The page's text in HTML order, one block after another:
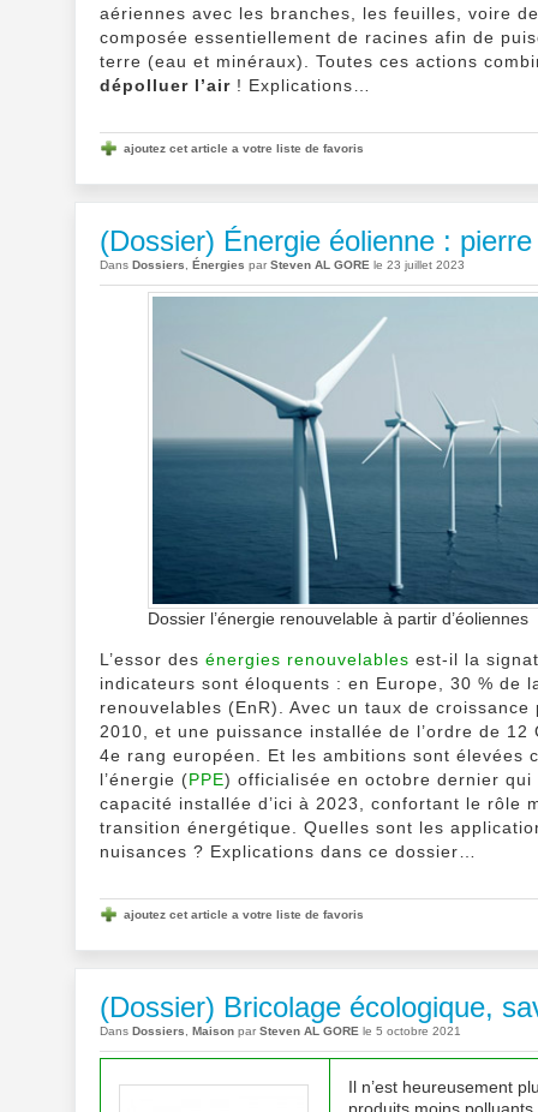
aériennes avec les branches, les feuilles, voire
composée essentiellement de racines afin de
terre (eau et minéraux). Toutes ces actions
dépolluer l’air ! Explications…
ajoutez cet article a votre liste de favoris
(Dossier) Énergie éolienne :
Dans Dossiers Énergies par Steven AL GORE le 23 juillet 2023
Dossier l’énergie renouvelable à partir d’éoliennes
L’essor des énergies renouvelables est-il la
indicateurs sont éloquents : en Europe, 30 % de
renouvelables (EnR). Avec un taux de
2010, et une puissance installée de l’ordre de
4e rang européen. Et les ambitions sont élevées
l’énergie (PPE) officialisée en octobre dernier
capacité installée d’ici à 2023, confortant le rôle
transition énergétique. Quelles sont les
nuisances ? Explications dans ce dossier…
ajoutez cet article a votre liste de favoris
(Dossier) Bricolage écologique,
Dans Dossiers Maison par Steven AL GORE le 5 octobre 2021
Il n’est heureusement